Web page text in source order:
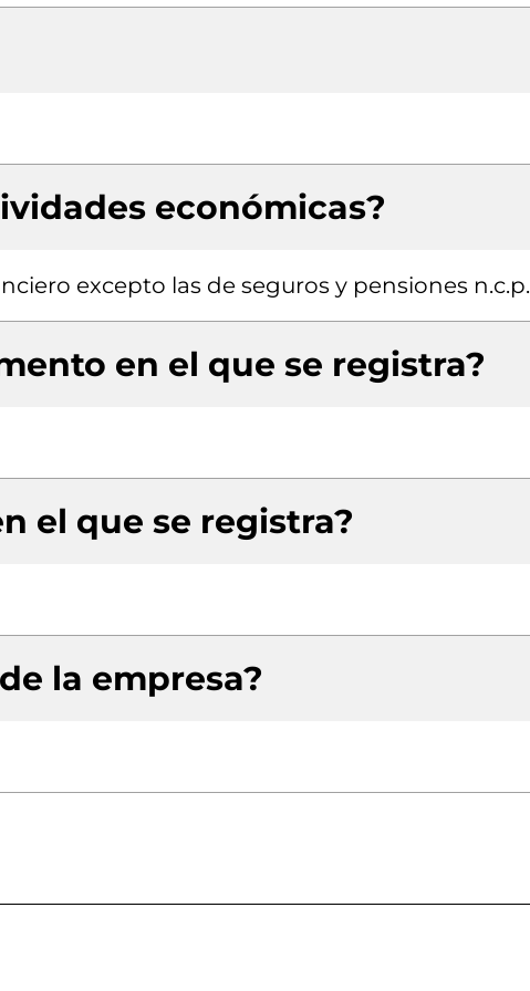
económicas?
excepto las de seguros y pensiones n.c.p.
en el que se registra?
el que se registra?
la empresa?